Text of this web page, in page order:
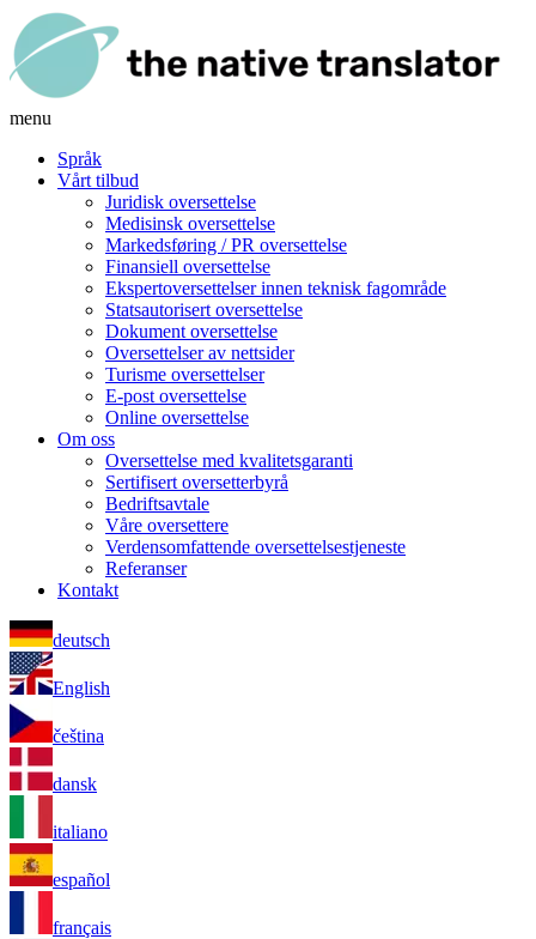
menu
Språk
Vårt tilbud
Juridisk oversettelse
Medisinsk oversettelse
Markedsføring / PR oversettelse
Finansiell oversettelse
Ekspertoversettelser innen teknisk fagområde
Statsautorisert oversettelse
Dokument oversettelse
Oversettelser av nettsider
Turisme oversettelser
E-post oversettelse
Online oversettelse
Om oss
Oversettelse med kvalitetsgaranti
Sertifisert oversetterbyrå
Bedriftsavtale
Våre oversettere
Verdensomfattende oversettelsestjeneste
Referanser
Kontakt
deutsch
English
čeština
dansk
italiano
español
français